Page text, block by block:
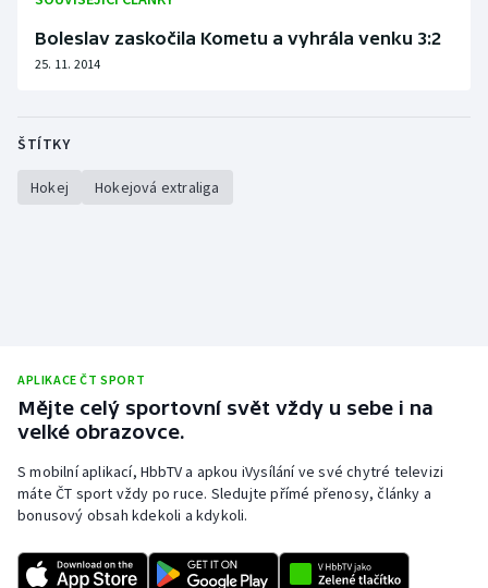
Boleslav zaskočila Kometu a vyhrála venku 3:2
25. 11. 2014
ŠTÍTKY
Hokej Hokejová extraliga
APLIKACE ČT SPORT
Mějte celý sportovní svět vždy u sebe i na
velké obrazovce.
S mobilní aplikací, HbbTV a apkou iVysílání ve své chytré televizi
máte ČT sport vždy po ruce. Sledujte přímé přenosy, články a
bonusový obsah kdekoli a kdykoli.